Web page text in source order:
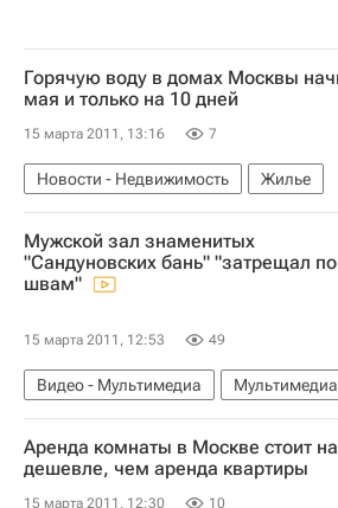
Горячую воду в домах Москвы
мая и только на 10 дней
15 марта 2011, 13:16 7
Новости - Недвижимость Жилье
Мужской зал знаменитых
"Сандуновских бань" "затрещал по
швам"
15 марта 2011, 12:53 49
Видео - Мультимедиа
Мультимедиа
Сохранение исторического облика
Аренда комнаты в Москве стоит
дешевле, чем аренда квартиры
15 марта 2011, 12:30 10